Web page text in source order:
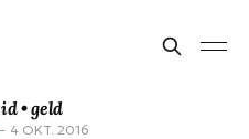
• geld
4 OKT. 2016